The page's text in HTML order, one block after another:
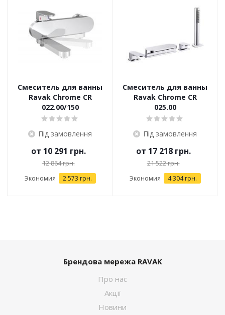
Смеситель для ванны
Ravak Chrome CR
022.00/150
Під замовлення
от 10 291 грн.
12 864 грн.
Экономия 2 573 грн.
Смеситель для ванны
Ravak Chrome CR
025.00
Під замовлення
от 17 218 грн.
21 522 грн.
Экономия 4 304 грн.
Брендова мережа RAVAK
Про нас
Акції
Новини